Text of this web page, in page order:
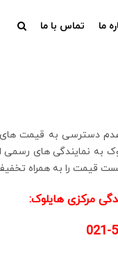
ما تماس با ما
دسترسی به قیمت
نمایندگی های رسمی
قیمت را به همراه
مرکزی هایلوک:
021-